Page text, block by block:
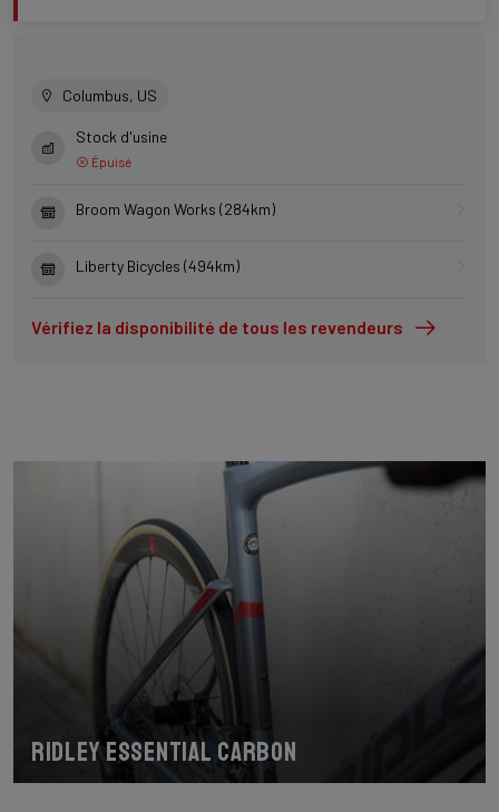
Columbus, US
Stock d'usine
Épuisé
Broom Wagon Works (284km)
Liberty Bicycles (494km)
Vérifiez la disponibilité de tous les revendeurs
Ridley Essential Carbon